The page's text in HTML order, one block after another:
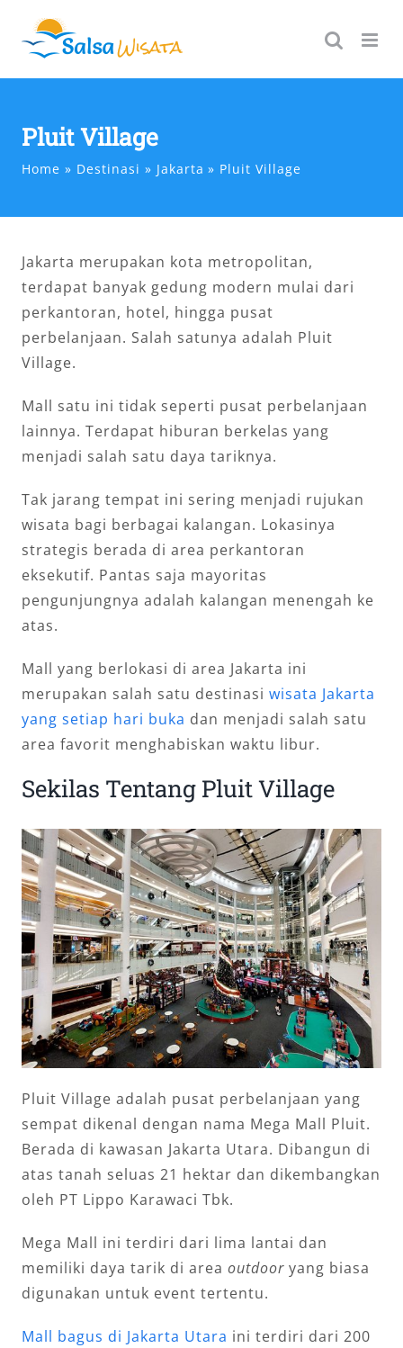
content
Pluit Village
Home Destinasi Jakarta Pluit Village
Jakarta merupakan kota metropolitan,
terdapat banyak gedung modern mulai dari
perkantoran, hotel, hingga pusat
perbelanjaan. Salah satunya adalah Pluit
Village.
Mall satu ini tidak seperti pusat perbelanjaan
lainnya. Terdapat hiburan berkelas yang
menjadi salah satu daya tariknya.
Tak jarang tempat ini sering menjadi rujukan
wisata bagi berbagai kalangan. Lokasinya
strategis berada di area perkantoran
eksekutif. Pantas saja mayoritas
pengunjungnya adalah kalangan menengah ke
atas.
Mall yang berlokasi di area Jakarta ini
merupakan salah satu destinasi wisata Jakarta
yang setiap hari buka dan menjadi salah satu
area favorit menghabiskan waktu libur.
Sekilas Tentang Pluit Village
Pluit Village adalah pusat perbelanjaan yang
sempat dikenal dengan nama Mega Mall Pluit.
Berada di kawasan Jakarta Utara. Dibangun di
atas tanah seluas 21 hektar dan dikembangkan
oleh PT Lippo Karawaci Tbk.
Mega Mall ini terdiri dari lima lantai dan
memiliki daya tarik di area outdoor yang biasa
digunakan untuk event tertentu.
Mall bagus di Jakarta Utara ini terdiri dari 200